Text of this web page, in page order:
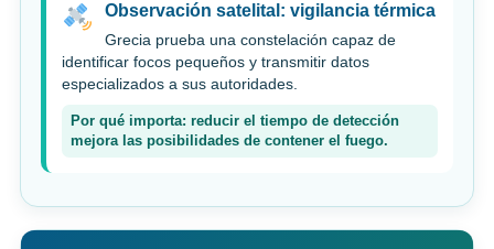
Observación satelital: vigilancia térmica
Grecia prueba una constelación capaz de
identificar focos pequeños y transmitir datos
especializados a sus autoridades.
Por qué importa: reducir el tiempo de detección
mejora las posibilidades de contener el fuego.